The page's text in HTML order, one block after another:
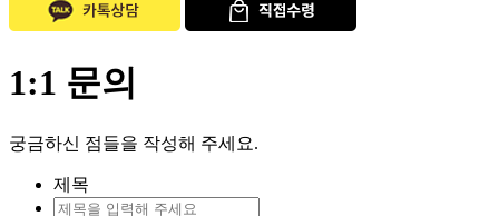
1:1 문의
궁금하신 점들을 작성해 주세요.
제목